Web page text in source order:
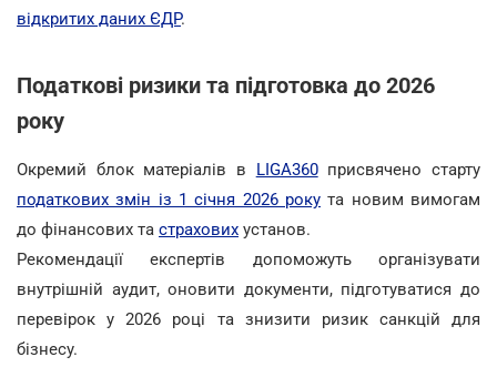
відкритих даних ЄДР.
Податкові ризики та підготовка до 2026
року
Окремий блок матеріалів в LIGA360присвячено старту
податкових змін із 1 січня 2026 року та новим вимогам
до фінансових та страхових установ.
Рекомендації експертів допоможуть організувати
внутрішній аудит, оновити документи, підготуватися до
перевірок у 2026 році та знизити ризик санкцій для
бізнесу.